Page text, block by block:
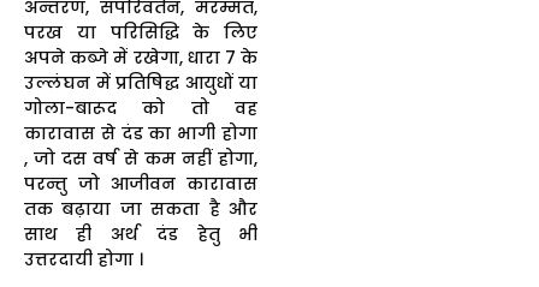
अन्तरण, संपरिवर्तन, मरम्मत,
परख या परिसिद्धि के लिए
अपने कब्जे में रखेगा, धारा 7 के
उल्लंघन में प्रतिषिद्ध आयुधों या
गोला-बारूद को तो वह
कारावास से दंड का भागी होगा
, जो दस वर्ष से कम नहीं होगा,
परन्तु जो आजीवन कारावास
तक बढ़ाया जा सकता है और
साथ ही अर्थ दंड हेतु भी
उत्तरदायी होगा ।